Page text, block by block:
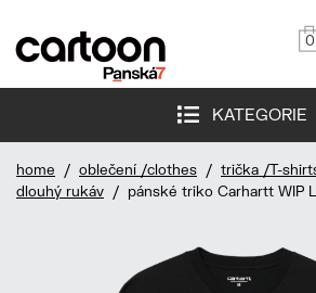
0
KATEGORIE
home / oblečení /clothes / trička /T-
dlouhý rukáv / pánské triko Carhartt WIP